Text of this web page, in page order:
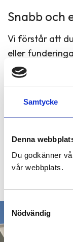
Samtycke
Denna
Du godkänner
vår webbplats.
Samtyckesval
Nödvändig
Snabb och
Vi förstår att
eller
snabb och
dina frågor så
kontakta oss
som både
av dig till oss
expertstöd. Vi